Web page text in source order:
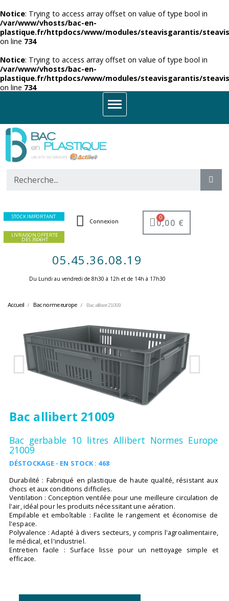
Notice: Trying to access array offset on value of type bool in
/var/www/vhosts/bac-en-
plastique.fr/httpdocs/www/modules/steavisgarantis/
on line 734
Notice: Trying to access array offset on value of type bool in
/var/www/vhosts/bac-en-
plastique.fr/httpdocs/www/modules/steavisgarantis/
on line 734
STOCK IMPORTANT
LIVRAISON OFFERTE
DES 350€HT
Connexion 0,00 €
05.45.36.08.19
Du Lundi au vendredi de 8h30 à 12h et de 14h à 17h30 ​
Accueil Bac norme europe Bac allibert 21009
Bac allibert 21009
Bac gerbable 10 litres Allibert Normes Europe
21009
DÉSTOCKAGE - EN STOCK : 468
Durabilité : Fabriqué en plastique de haute qualité, résistant aux
chocs et aux conditions difficiles.
Ventilation : Conception ventilée pour une meilleure circulation de
l'air, idéal pour les produits nécessitant une aération.
Empilable et emboîtable : Facilite le rangement et économise de
l'espace.
Polyvalence : Adapté à divers secteurs, y compris l'agroalimentaire,
le médical, et l'industriel.
Entretien facile : Surface lisse pour un nettoyage simple et
efficace.